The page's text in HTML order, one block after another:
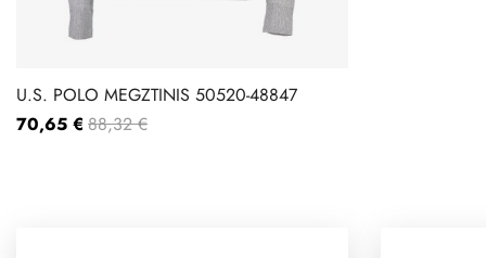
U.S. POLO MEGZTINIS 50520-48847
70,65 € 88,32 €